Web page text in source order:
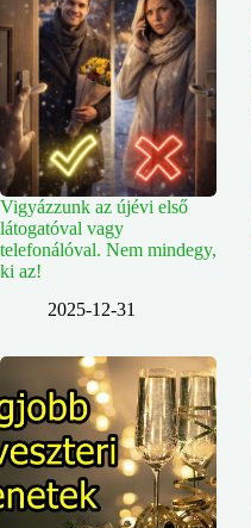
Vigyázzunk az újévi első
látogatóval vagy
telefonálóval. Nem mindegy,
ki az!
2025-12-31